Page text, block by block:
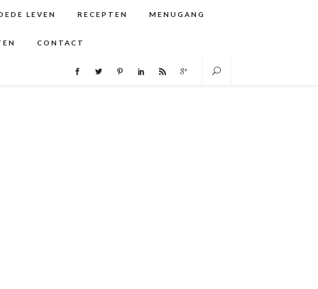
LEVEN RECEPTEN MENUGANG
CONTACT